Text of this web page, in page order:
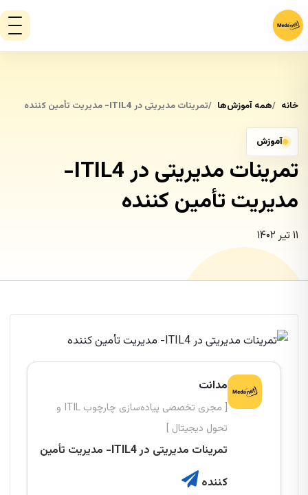
خانه همه آموزش‌ها تمرینات مدیریتی در ITIL4- مدیریت تأمین کننده
آموزش
تمرینات مدیریتی در ITIL4-
مدیریت تأمین کننده
۱۱ تیر ۱۴۰۲
مدانت
[ مجری تخصصی پیاده‌سازی چارچوب ITIL و
تحول دیجیتال ]
تمرینات مدیریتی در ITIL4- مدیریت تأمین
کننده